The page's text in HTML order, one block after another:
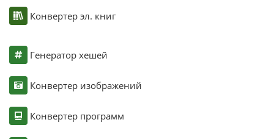
Конвертер эл. книг
Генератор хешей
Конвертер изображений
Конвертер программ